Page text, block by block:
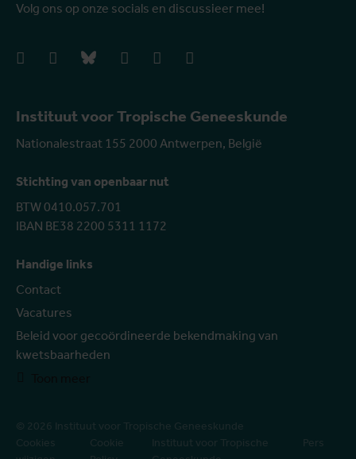
Instituut voor Tropische Geneeskunde
Nationalestraat 155 2000 Antwerpen, België
Stichting van openbaar nut
BTW 0410.057.701
IBAN BE38 2200 5311 1172
Handige links
Contact
Vacatures
Beleid voor gecoördineerde bekendmaking van
kwetsbaarheden
Volg ons op onze socials en discussieer mee!
instagrambluesky
© 2026 Instituut voor Tropische Geneeskunde
Cookies
Cookie
Instituut voor Tropische
Pers